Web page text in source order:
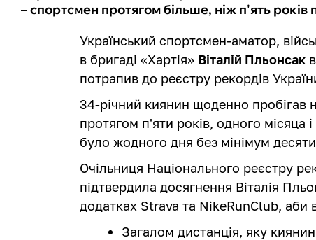
– спортсмен протягом більше, ніж п'ять років
Український спортсмен-аматор,
в бригаді «Хартія» Віталій Пльонсак
потрапив до реєстру рекордів
34-річний киянин щоденно пробігав
протягом п'яти років, одного місяца
було жодного дня без мінімум десяти
Очільниця Національного реєстру
підтвердила досягнення Віталія
додатках Strava та NikeRunClub, аби
Загалом дистанція, яку